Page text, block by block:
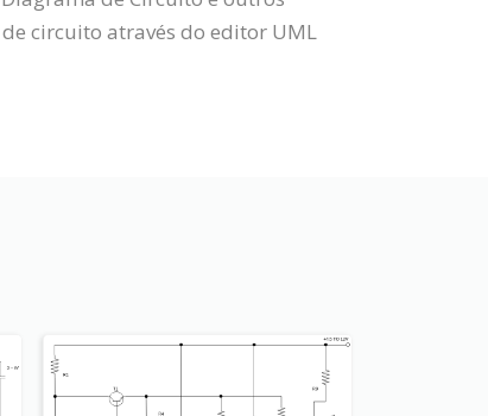
circuito através do editor UML